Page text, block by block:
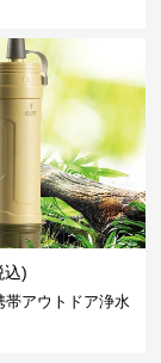
込)
帯アウトドア浄水